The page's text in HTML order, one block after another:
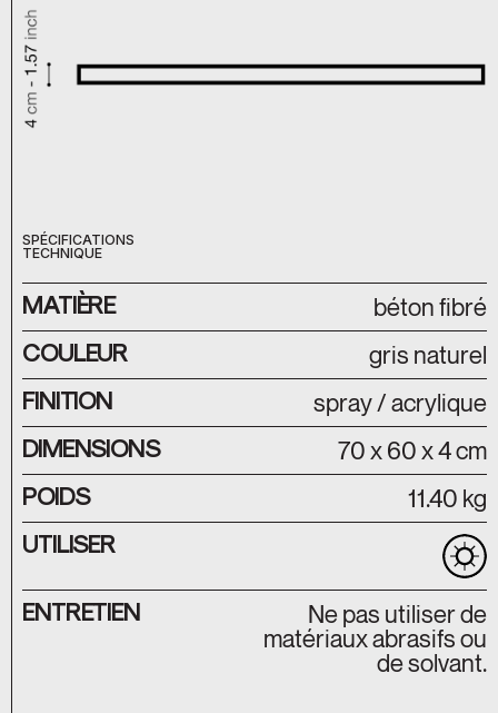
SPÉCIFICATIONS
TECHNIQUE
MATIÈRE
béton fibré
COULEUR
gris naturel
FINITION
spray / acrylique
DIMENSIONS
70 x 60 x 4 cm
POIDS
11.40 kg
UTILISER
ENTRETIEN
Ne pas utiliser de
matériaux abrasifs ou
de solvant.